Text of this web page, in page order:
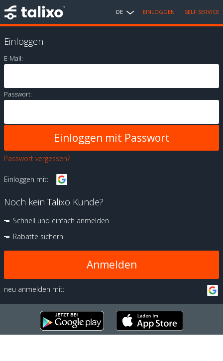
DE EINLOGGEN SELF SERVICE
Einloggen
E-Mail:
Passwort:
Passwort vergessen?
Einloggen mit:
Noch kein Talixo Kunde?
Schnell und einfach anmelden
Rabatte sichern
Anmelden
neu anmelden mit: